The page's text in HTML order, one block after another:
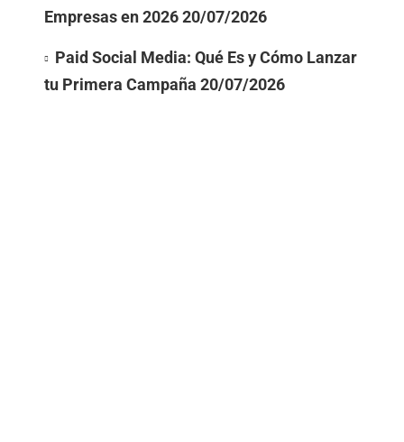
Empresas en 202620/07/2026
Paid Social Media: Qué Es y Cómo Lanzar
tu Primera Campaña 20/07/2026